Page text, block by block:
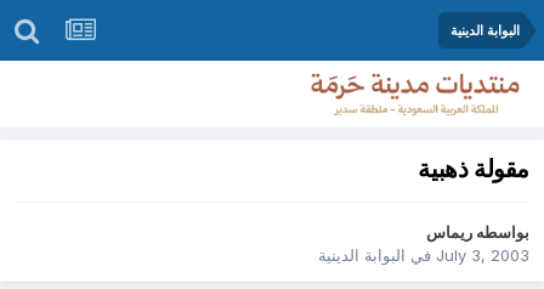
البوابة الدينية
مقولة ذهبية
بواسطه ريماس
July 3, 2003في البوابة الدينية